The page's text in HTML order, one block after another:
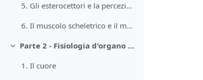
5. Gli esterocettori e la percezione
6. Il muscolo scheletrico e il movimento volontario
Minimizza
Parte 2 - Fisiologia d'organo e dei sistemi
1. Il cuore